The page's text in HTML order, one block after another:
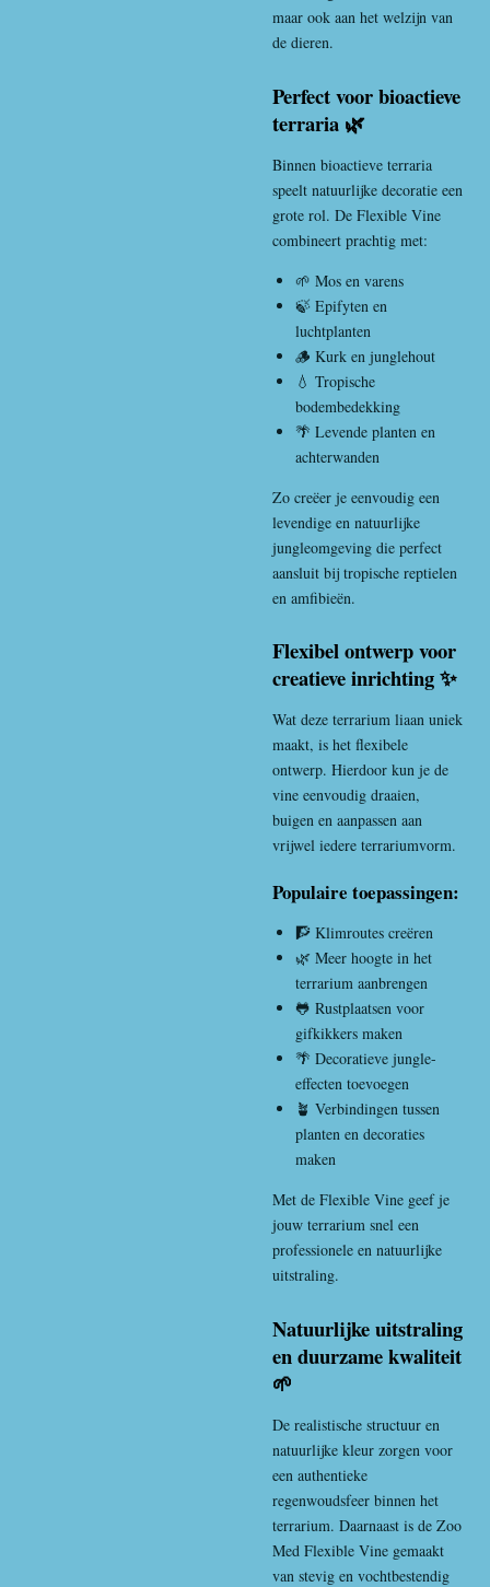
maar ook aan het welzijn van
de dieren.
Perfect voor bioactieve
terraria 🌿
Binnen bioactieve terraria
speelt natuurlijke decoratie een
grote rol. De Flexible Vine
combineert prachtig met:
🌱 Mos en varens
🍃 Epifyten en
luchtplanten
🪵 Kurk en junglehout
💧 Tropische
bodembedekking
🌴 Levende planten en
achterwanden
Zo creëer je eenvoudig een
levendige en natuurlijke
jungleomgeving die perfect
aansluit bij tropische reptielen
en amfibieën.
Flexibel ontwerp voor
creatieve inrichting ✨
Wat deze terrarium liaan uniek
maakt, is het flexibele
ontwerp. Hierdoor kun je de
vine eenvoudig draaien,
buigen en aanpassen aan
vrijwel iedere terrariumvorm.
Populaire toepassingen:
🧗 Klimroutes creëren
🌿 Meer hoogte in het
terrarium aanbrengen
🐸 Rustplaatsen voor
gifkikkers maken
🌴 Decoratieve jungle-
effecten toevoegen
🪴 Verbindingen tussen
planten en decoraties
maken
Met de Flexible Vine geef je
jouw terrarium snel een
professionele en natuurlijke
uitstraling.
Natuurlijke uitstraling
en duurzame kwaliteit
🌱
De realistische structuur en
natuurlijke kleur zorgen voor
een authentieke
regenwoudsfeer binnen het
terrarium. Daarnaast is de Zoo
Med Flexible Vine gemaakt
van stevig en vochtbestendig